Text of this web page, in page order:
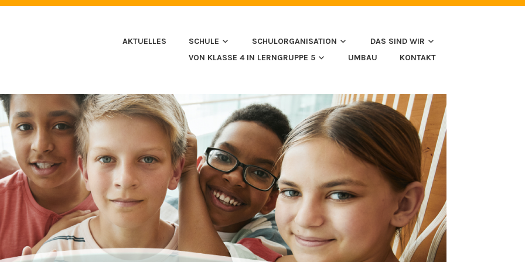
AKTUELLES SCHULE SCHULORGANISATION
DAS SIND WIR
VON KLASSE 4 IN LERNGRUPPE 5
UMBAU KONTAKT